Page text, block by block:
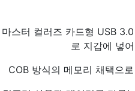
마스터 컬러즈 카드형 USB
로 지갑에 넣
COB 방식의 메모리 채택으